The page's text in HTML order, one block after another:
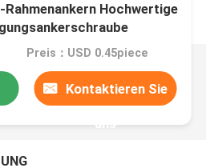
Hochwertige
Preis：USD 0.45piece
Kontaktieren Sie
uns